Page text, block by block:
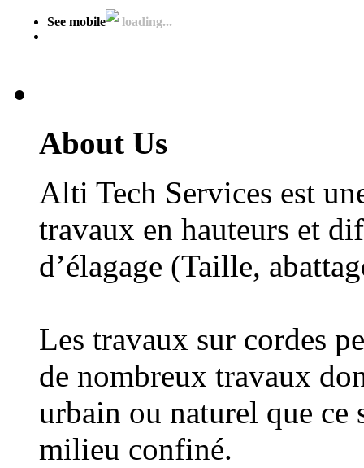
See mobile loading...
About Us
Alti Tech Services est
travaux en hauteurs et
d’élagage (Taille,
Les travaux sur cordes
de nombreux travaux
urbain ou naturel que ce
milieu confiné.